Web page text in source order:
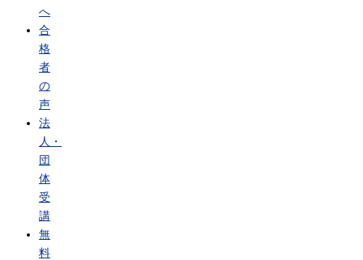
へ
合
格
者
の
声
法
人・
団
体
受
講
無
料